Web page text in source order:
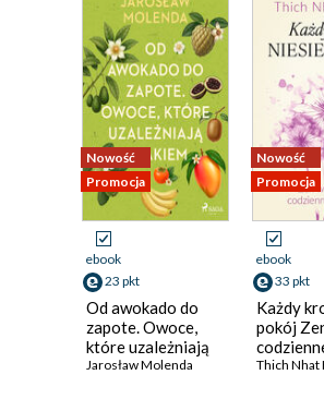
Nowość
Promocja
ebook
23 pkt
Od awokado do
zapote. Owoce,
które uzależniają
smakiem
Jarosław Molenda
Nowość
Promocja
ebook
33 pkt
Każdy
pokój
Thich Nhat